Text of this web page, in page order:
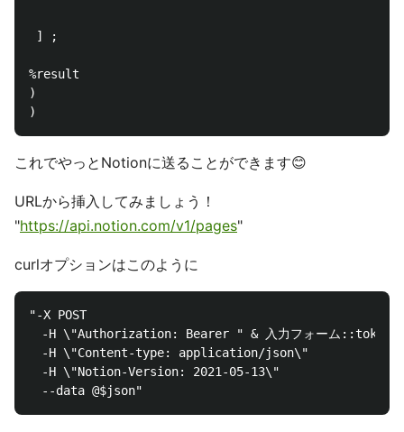
] ;
%result
)
これでやっとNotionに送ることができます😊
URLから挿入してみましょう！
"https://api.notion.com/v1/pages"
curlオプションはこのように
"-X POST
-H \"Authorization: Bearer " & 入力フォーム
-H \"Content-type: application/json\"
-H \"Notion-Version: 2021-05-13\"